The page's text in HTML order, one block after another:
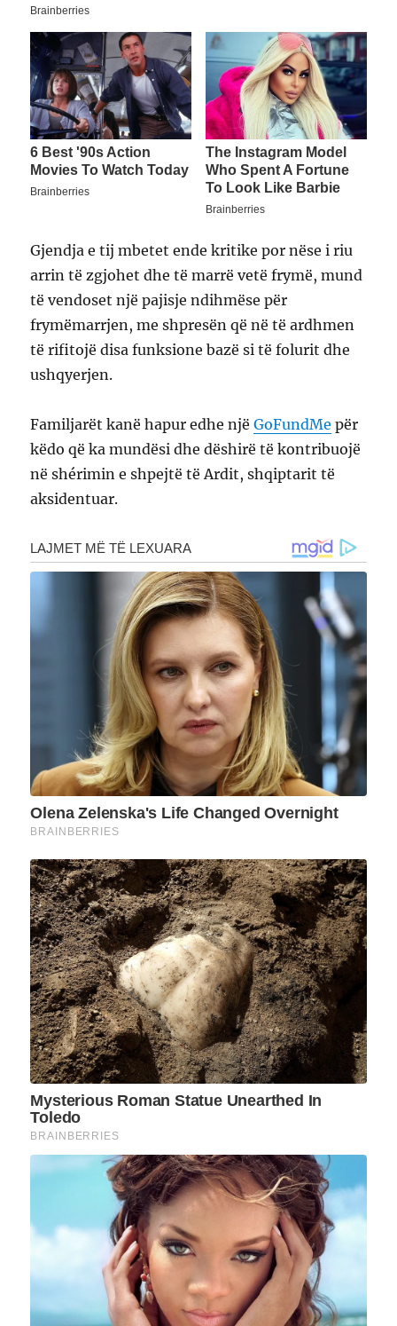
Gjendja e tij mbetet ende kritike por nëse i riu
arrin të zgjohet dhe të marrë vetë frymë, mund
të vendoset një pajisje ndihmëse për
frymëmarrjen, me shpresën që në të ardhmen
të rifitojë disa funksione bazë si të folurit dhe
ushqyerjen.
Familjarët kanë hapur edhe njëGoFundMe për
këdo që ka mundësi dhe dëshirë të kontribuojë
në shérimin e shpejtë të Ardit, shqiptarit të
aksidentuar.